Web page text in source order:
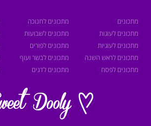
מתכונים
מתכונים לעוגות
מתכונים לעוגיות
מתכונים לראש השנה
מתכונים לפסח
מתכונים לחנוכה
מתכונים לשבועות
מתכונים לפורים
מתכונים לבשר ועוף
מתכונים לדגים